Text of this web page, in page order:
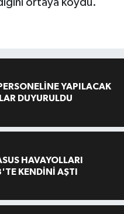
ortaya koydu.
YAPILACAK
DUYURULDU
HAVAYOLLARI
KENDİNİ AŞTI